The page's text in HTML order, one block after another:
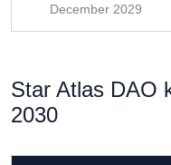
December 2029
Star Atlas DAO
2030